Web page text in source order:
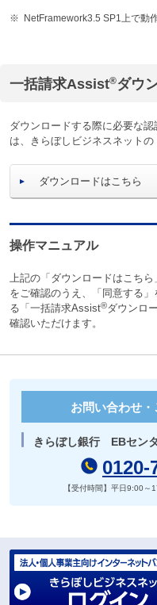
※ NetFramework3.5 SP1上で動
一括請求Assist®ダウ
ダウンロードする際に必要な認
は、きらぼしビジネスネットの
ダウンロードはこちら
操作マニュアル
上記の「ダウンロードはこち
をご確認のうえ、「同意する
る「一括請求Assist®ダウンロ
確認いただけます。
お問い合わせ
きらぼし銀行 EBセン
0120-
【受付時間】平日9:00～